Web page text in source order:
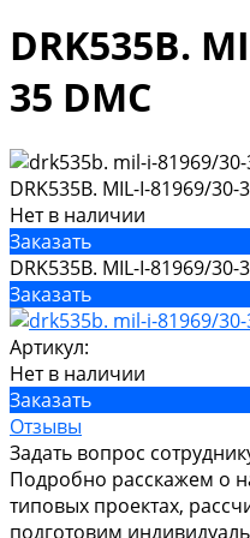
DRK535B.
35 DMC
DRK535B. MIL-I-81969/30-
Нет в наличии
Заказать
DRK535B. MIL-I-81969/30-
Заказать
Артикул:
Нет в наличии
Заказать
Отзывы
Задать вопрос
Подробно расскажем о
типовых проектах,
подготовим